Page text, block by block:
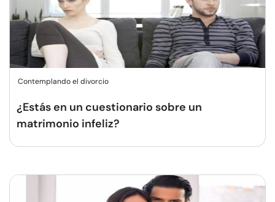
Contemplando el divorcio
¿Estás en un cuestionario sobre un
matrimonio infeliz?